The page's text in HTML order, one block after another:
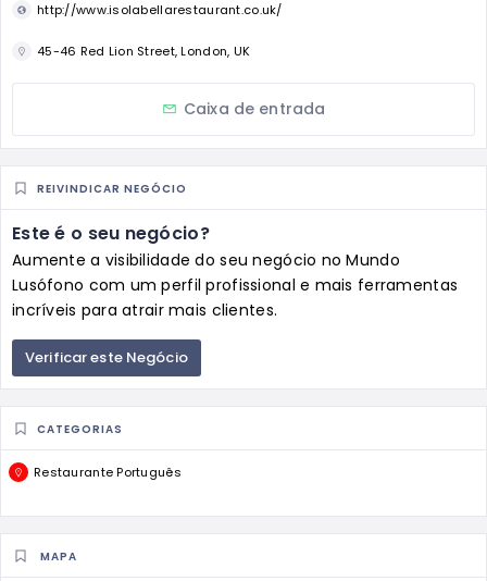
http://www.isolabellarestaurant.co.uk/
45-46 Red Lion Street, London, UK
Caixa de entrada
REIVINDICAR NEGÓCIO
Este é o seu negócio?
Aumente a visibilidade do seu negócio no Mundo
Lusófono com um perfil profissional e mais ferramentas
incríveis para atrair mais clientes.
Verificar este Negócio
CATEGORIAS
Restaurante Português
MAPA